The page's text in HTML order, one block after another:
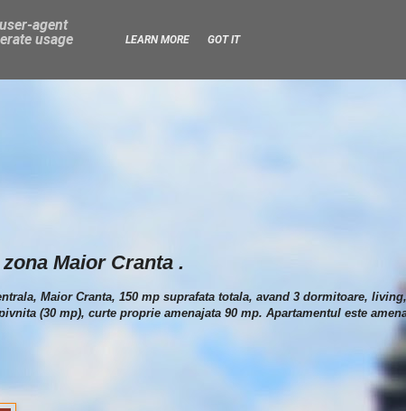
Maior Cranta .
Maior Cranta, 150 mp suprafata totala, avand 3 dormitoare,
(30 mp), curte proprie amenajata 90 mp. Apartamentul este
agent
usage
LEARN MORE GOT IT